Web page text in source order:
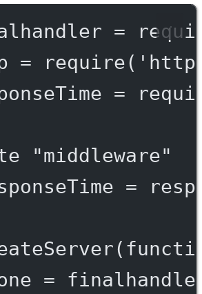
=
= require(
=
"middleware"
=
(
=